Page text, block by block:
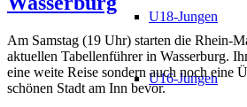
U18-Jungen
U16-Jungen
Am Samstag (19 Uhr) starten die Rhein-
aktuellen Tabellenführer in Wasserburg.
eine weite Reise sondern auch noch eine
schönen Stadt am Inn bevor.